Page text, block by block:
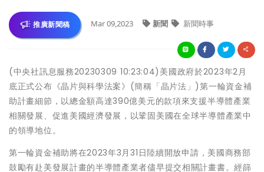
推廣新聞稿 Mar 09,2023 新聞 新聞時事
(中央社訊息服務20230309 10:23:04)美國政府於2023年2月
底正式公布《晶片與科學法案》(簡稱「晶片法」)第一輪資金補
助計畫細節，以總金額高達390億美元的款項來支援半導體產業
相關發展、促進美國經濟發展，以鞏固美國在全球半導體產業中
的領導地位。
第一輪資金補助將在2023年3月31日陸續開放申請，美國商務部
鼓勵有赴美發展計畫的半導體產業者儘早提交相關計畫書。經篩